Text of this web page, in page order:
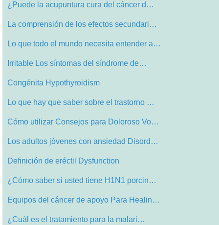
¿Puede la acupuntura cura del cáncer d…
La comprensión de los efectos secundari…
Lo que todo el mundo necesita entender a…
Irritable Los síntomas del síndrome de…
Congénita Hypothyroidism
Lo que hay que saber sobre el trastorno …
Cómo utilizar Consejos para Doloroso Vo…
Los adultos jóvenes con ansiedad Disord…
Definición de eréctil Dysfunction
¿Cómo saber si usted tiene H1N1 porcin…
Equipos del cáncer de apoyo Para Healin…
¿Cuál es el tratamiento para la malari…